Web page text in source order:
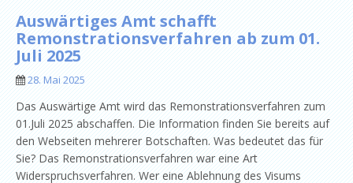
Auswärtiges Amt schafft
Remonstrationsverfahren ab zum 01.
Juli 2025
28. Mai 2025
Das Auswärtige Amt wird das Remonstrationsverfahren zum
01.Juli 2025 abschaffen. Die Information finden Sie bereits auf
den Webseiten mehrerer Botschaften. Was bedeutet das für
Sie? Das Remonstrationsverfahren war eine Art
Widerspruchsverfahren. Wer eine Ablehnung des Visums